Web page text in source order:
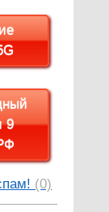
9
(0)